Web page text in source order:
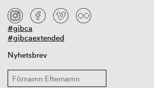
#gibca
#gibcaextended
Nyhetsbrev